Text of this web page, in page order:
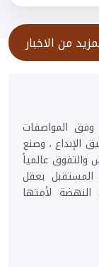
من الاخبار
وفق المواصفات
الإبداع ، وصنع
والتفوق عالمياً
بعقل
لأمتها